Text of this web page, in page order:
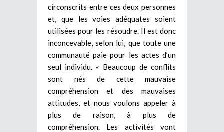
circonscrits entre ces deux personnes
et, que les voies adéquates soient
utilisées pour les résoudre. Il est donc
inconcevable, selon lui, que toute une
communauté paie pour les actes d’un
seul individu. « Beaucoup de conflits
sont nés de cette mauvaise
compréhension et des mauvaises
attitudes, et nous voulons appeler à
plus de raison, à plus de
compréhension. Les activités vont